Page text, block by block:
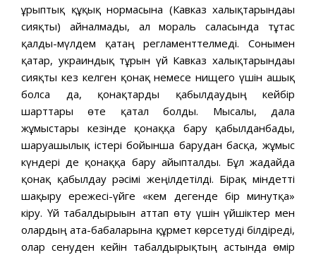
ғұрыптық құқық нормасына (Кавказ халықтарындағы
сияқты) айналмады, ал мораль саласында тұтас
қалды-мүлдем қатаң регламенттелмеді. Сонымен
қатар, украиндық тұрғын үй Кавказ халықтарындағы
сияқты кез келген қонақ немесе нищего үшін ашық
болса да, қонақтарды қабылдаудың кейбір
шарттары өте қатал болды. Мысалы, дала
жұмыстары кезінде қонаққа бару қабылданбады,
шаруашылық істері бойынша барудан басқа, жұмыс
күндері де қонаққа бару айыпталды. Бұл жағдайда
қонақ қабылдау рәсімі жеңілдетілді. Бірақ міндетті
шақыру ережесі-үйге «кем дегенде бір минутқа»
кіру. Үй табалдырығын аттап өту үшін үйшіктер мен
олардың ата-бабаларына құрмет көрсетуді білдіреді,
олар сенуден кейін табалдырықтың астында өмір